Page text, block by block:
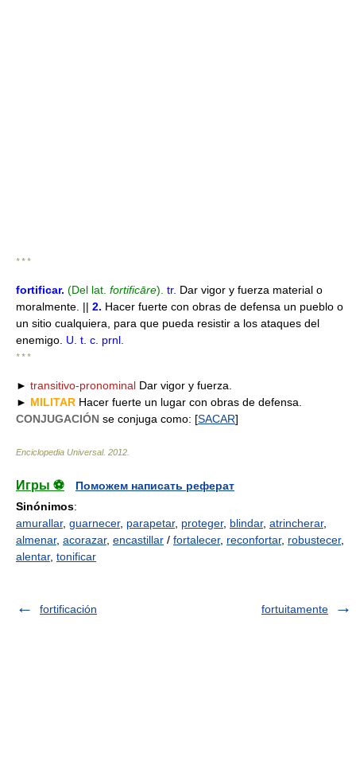
* * *
fortificar. (Del lat. fortificāre). tr. Dar vigor y fuerza material o
moralmente. || 2. Hacer fuerte con obras de defensa un pueblo o
un sitio cualquiera, para que pueda resistir a los ataques del
enemigo. U. t. c. prnl.
* * *
► transitivo-pronominal Dar vigor y fuerza.
► MILITAR Hacer fuerte un lugar con obras de defensa.
CONJUGACIÓN se conjuga como: [SACAR]
Enciclopedia Universal. 2012
Игры ⚽
Поможем написать реферат
Sinónimos:
amurallar, guarnecer, parapetar, proteger, blindar, atrincherar,
almenar, acorazar, encastillar / fortalecer, reconfortar, robustecer,
alentar, tonificar
fortificación fortuitamente